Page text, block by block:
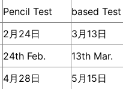
Pencil Test
based Test
2月24日 3月13日
24th Feb. 13th Mar.
4月28日 5月15日